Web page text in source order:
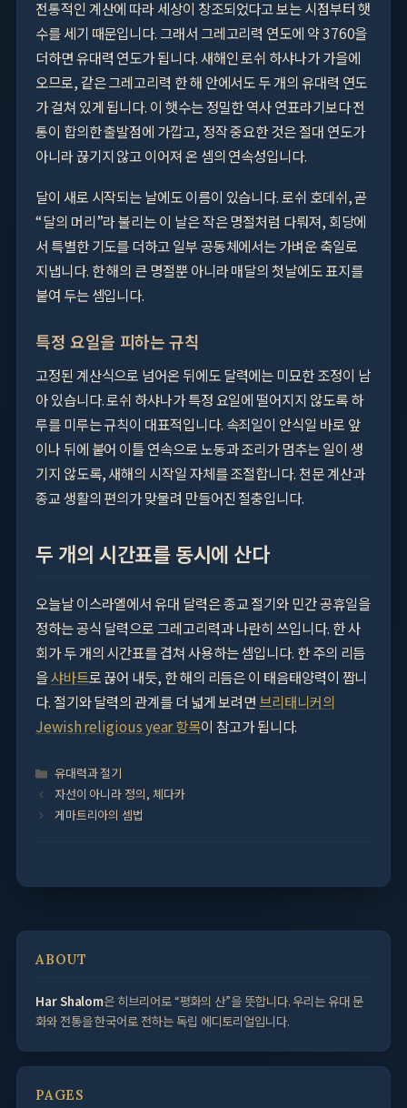
전통적인 계산에 따라 세상이 창조되었다고 보는 시점부터 햇
수를 세기 때문입니다. 그래서 그레고리력 연도에 약 3760을
더하면 유대력 연도가 됩니다. 새해인 로쉬 하샤나가 가을에
오므로, 같은 그레고리력 한 해 안에서도 두 개의 유대력 연도
가 걸쳐 있게 됩니다. 이 햇수는 정밀한 역사 연표라기보다 전
통이 합의한 출발점에 가깝고, 정작 중요한 것은 절대 연도가
아니라 끊기지 않고 이어져 온 셈의 연속성입니다.
달이 새로 시작되는 날에도 이름이 있습니다. 로쉬 호데쉬, 곧
“달의 머리”라 불리는 이 날은 작은 명절처럼 다뤄져, 회당에
서 특별한 기도를 더하고 일부 공동체에서는 가벼운 축일로
지냅니다. 한 해의 큰 명절뿐 아니라 매달의 첫날에도 표지를
붙여 두는 셈입니다.
특정 요일을 피하는 규칙
고정된 계산식으로 넘어온 뒤에도 달력에는 미묘한 조정이 남
아 있습니다. 로쉬 하샤나가 특정 요일에 떨어지지 않도록 하
루를 미루는 규칙이 대표적입니다. 속죄일이 안식일 바로 앞
이나 뒤에 붙어 이틀 연속으로 노동과 조리가 멈추는 일이 생
기지 않도록, 새해의 시작일 자체를 조절합니다. 천문 계산과
종교 생활의 편의가 맞물려 만들어진 절충입니다.
두 개의 시간표를 동시에 산다
오늘날 이스라엘에서 유대 달력은 종교 절기와 민간 공휴일을
정하는 공식 달력으로 그레고리력과 나란히 쓰입니다. 한 사
회가 두 개의 시간표를 겹쳐 사용하는 셈입니다. 한 주의 리듬
을샤바트로 끊어 내듯, 한 해의 리듬은 이 태음태양력이 짭니
다. 절기와 달력의 관계를 더 넓게 보려면 브리태니커의
Jewish religious year 항목이 참고가 됩니다.
Categories
유대력과 절기
자선이 아니라 정의, 체다카
게마트리아의 셈법
ABOUT
Har Shalom은 히브리어로 “평화의 산”을 뜻합니다. 우리는 유대 문
화와 전통을 한국어로 전하는 독립 에디토리얼입니다.
PAGES